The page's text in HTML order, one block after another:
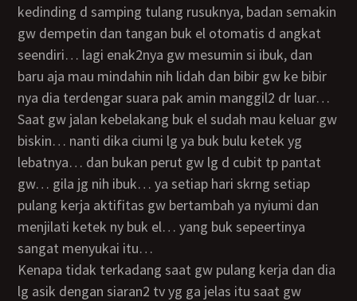
kedinding d samping tulang rusuknya, badan semakin
gw dempetin dan tangan buk el otomatis d angkat
seendiri… lagi enak2nya gw mesumin si ibuk, dan
baru aja mau mindahin nih lidah dan bibir gw ke bibir
nya dia terdengar suara pak amin manggil2 dr luar…
saat gw jalan kebelakang buk el sudah mau keluar gw
biskin… nanti dika ciumi lg ya buk bulu ketek yg
lebatnya… dan bukan perut gw lg d cubit tp pantat
gw… gila jg nih ibuk… ya setiap hari skrng setiap
pulang kerja aktifitas gw bertambah ya nyiumi dan
menjilati ketek ny buk el… yang buk sepeertinya
sangat menyukai itu…
kenapa tidak terkadang saat gw pulang kerja dan dia
lg asik dengan siaran2 tv yg ga jelas itu saat gw